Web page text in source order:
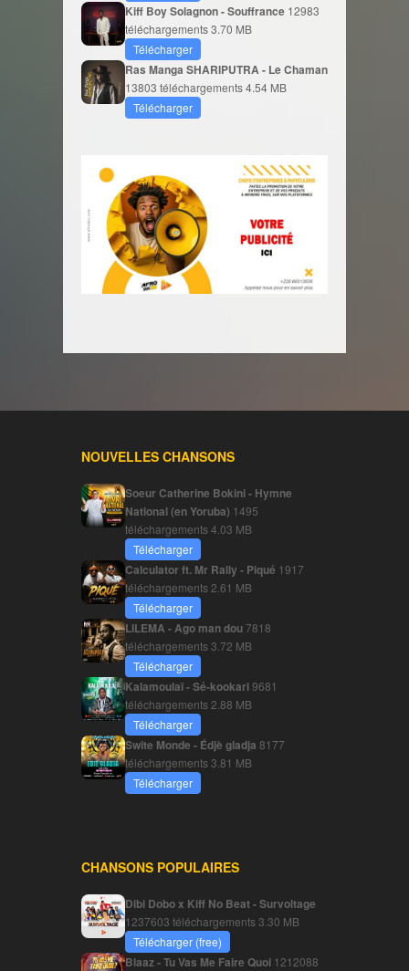
Kiff Boy Solagnon - Souffrance 12983
téléchargements3.70 MB
Télécharger
Ras Manga SHARIPUTRA - Le Chaman
13803 téléchargements4.54 MB
Télécharger
NOUVELLES CHANSONS
Soeur Catherine Bokini - Hymne
National (en Yoruba) 1495
téléchargements4.03 MB
Télécharger
Calculator ft. Mr Rally - Piqué 1917
téléchargements 2.61 MB
Télécharger
LILEMA - Ago man dou7818
téléchargements3.72 MB
Télécharger
Kalamoulaï - Sé-kookari9681
téléchargements 2.88 MB
Télécharger
Swite Monde - Édjè gladja 8177
téléchargements3.81 MB
Télécharger
CHANSONS POPULAIRES
Dibi Dobo x Kiff No Beat - Survoltage
1237603 téléchargements3.30 MB
Télécharger (free)
Blaaz - Tu Vas Me Faire Quoi 1212088